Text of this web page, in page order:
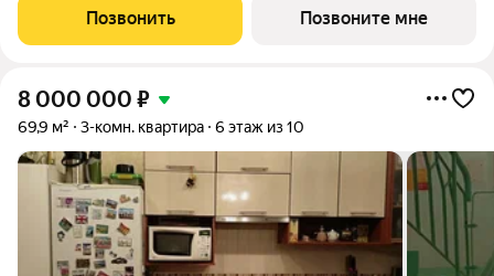
оптимальной площади Очень просторная ванная Общая
гардеробная Высота потолков 2,7м Улучшенная
Позвонить Позвоните мне
8 000 000 ₽
69,9 м² 3-комн. квартира 6 этаж из 10